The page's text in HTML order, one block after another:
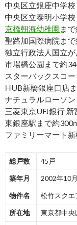
中央区立銀座中学
中央区立泰明小学
京橋朝海幼稚園 ま
聖路加国際病院ま
独立行政法人国立
市場橋公園まで約
スターバックスコ
HUB新橋銀座口店
ナチュラルローソ
三菱東京UFJ銀行
東銀座駅まで約
ファミリーマート
総戸数 45戸
築年月 2002年10月
物件名 松竹スクエ
所在地 東京都中